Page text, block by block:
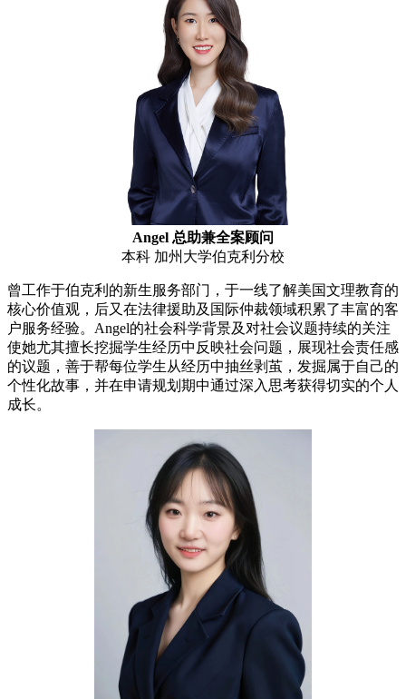
Angel 总助兼全案顾问
本科 加州大学伯克利分校
曾工作于伯克利的新生服务部门，于一线了解美国文理教育的
核心价值观，后又在法律援助及国际仲裁领域积累了丰富的客
户服务经验。Angel的社会科学背景及对社会议题持续的关注
使她尤其擅长挖掘学生经历中反映社会问题，展现社会责任感
的议题，善于帮每位学生从经历中抽丝剥茧，发掘属于自己的
个性化故事，并在申请规划期中通过深入思考获得切实的个人
成长。